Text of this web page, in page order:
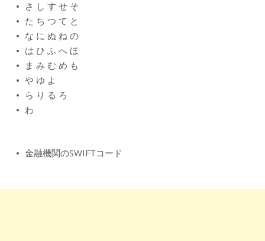
さ し す せ そ
た ち つ て と
な に ぬ ね の
は ひ ふ へ ほ
ま み む め も
や ゆ よ
ら り る ろ
わ
金融機関のSWIFTコード